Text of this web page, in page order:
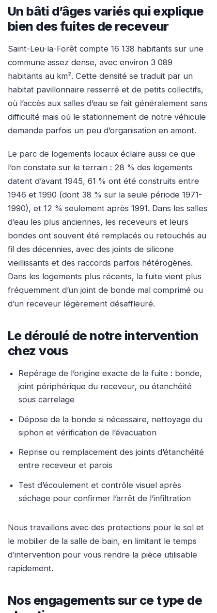
Un bâti d’âges variés qui explique
bien des fuites de receveur
Saint-Leu-la-Forêt compte 16 138 habitants sur une
commune assez dense, avec environ 3 089
habitants au km². Cette densité se traduit par un
habitat pavillonnaire resserré et de petits collectifs,
où l’accès aux salles d’eau se fait généralement sans
difficulté mais où le stationnement de notre véhicule
demande parfois un peu d’organisation en amont.
Le parc de logements locaux éclaire aussi ce que
l’on constate sur le terrain : 28 % des logements
datent d’avant 1945, 61 % ont été construits entre
1946 et 1990 (dont 38 % sur la seule période 1971-
1990), et 12 % seulement après 1991. Dans les salles
d’eau les plus anciennes, les receveurs et leurs
bondes ont souvent été remplacés ou retouchés au
fil des décennies, avec des joints de silicone
vieillissants et des raccords parfois hétérogènes.
Dans les logements plus récents, la fuite vient plus
fréquemment d’un joint de bonde mal comprimé ou
d’un receveur légèrement désaffleuré.
Le déroulé de notre intervention
chez vous
Repérage de l’origine exacte de la fuite : bonde,
joint périphérique du receveur, ou étanchéité
sous carrelage
Dépose de la bonde si nécessaire, nettoyage du
siphon et vérification de l’évacuation
Reprise ou remplacement des joints d’étanchéité
entre receveur et parois
Test d’écoulement et contrôle visuel après
séchage pour confirmer l’arrêt de l’infiltration
Nous travaillons avec des protections pour le sol et
le mobilier de la salle de bain, en limitant le temps
d’intervention pour vous rendre la pièce utilisable
rapidement.
Nos engagements sur ce type de